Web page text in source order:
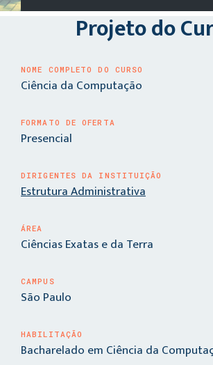
Projeto do
NOME COMPLETO DO CURSO
Ciência da Computação
FORMATO DE OFERTA
Presencial
DIRIGENTES DA INSTITUIÇÃO
Estrutura Administrativa
ÁREA
Ciências Exatas e da Terra
CAMPUS
São Paulo
HABILITAÇÃO
Bacharelado em Ciência da